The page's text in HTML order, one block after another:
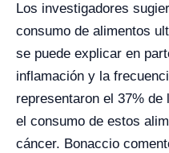
Los investigadores
consumo de alimentos
se puede explicar en
inflamación y la
representaron el 37%
el consumo de estos
cáncer. Bonaccio